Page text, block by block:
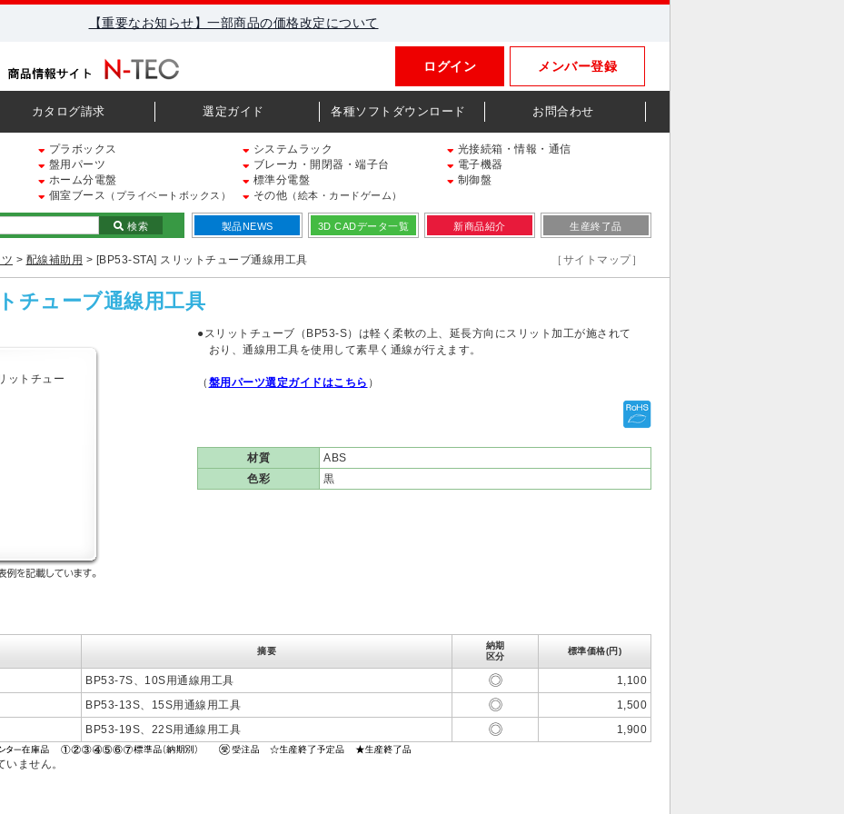
【重要なお知らせ】一部商品の価格改定について
メンバー登録
ログイン
カタログ請求 選定ガイド 各種ソフトダウンロード お問合わせ
プラボックス システムラック
光接続箱・情報・通信
盤用パーツ ブレーカ・開閉器・端子台
電子機器
ホーム分電盤 標準分電盤
制御盤
個室ブース （プライベートボックス） その他 （絵本・カードゲーム）
検索 製品NEWS 3D CADデータ一覧 新商品紹介 生産終了品
> 配線補助用 > [BP53-STA] スリットチューブ通線用工具 ［サイトマップ］
チューブ通線用工具
●スリットチューブ（BP53-S）は軽く柔軟の上、延長方向にスリット加工が施されて
おり、通線用工具を使用して素早く通線が行えます。
（ 盤用パーツ選定ガイドはこちら ）
材質
ABS
色彩
黒
摘要
納期
区分
標準価格(円)
BP53-7S、10S用通線用工具
1,100
BP53-13S、15S用通線用工具
1,500
BP53-19S、22S用通線用工具 1,900
いません。